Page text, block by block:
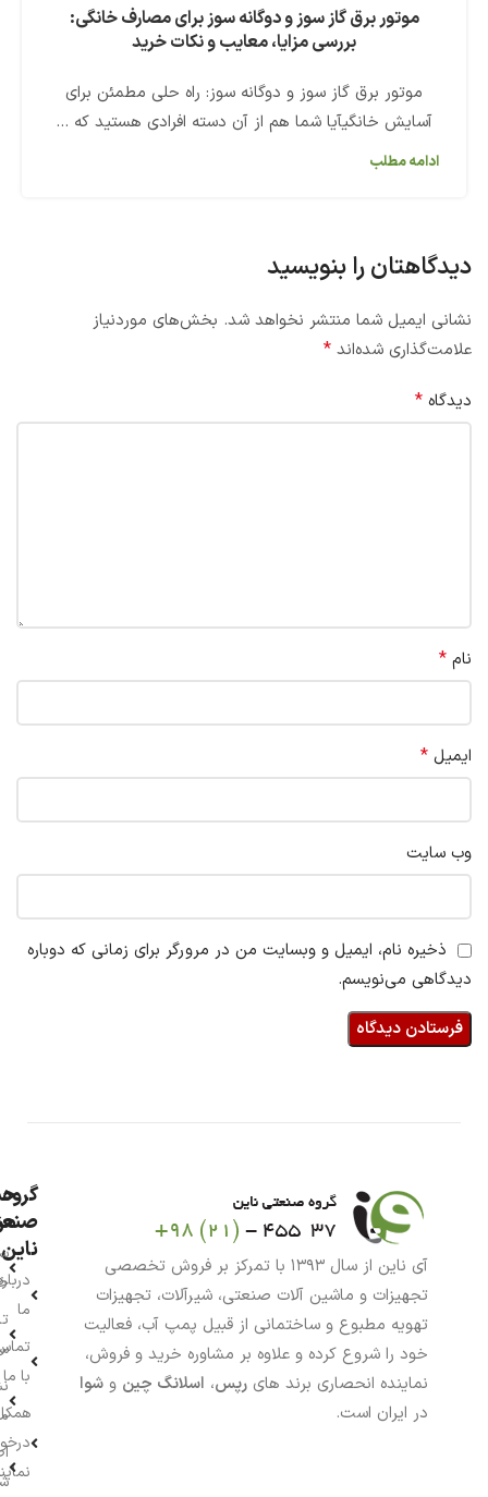
موتور برق گاز سوز و دوگانه سوز برای مصارف خانگی:
بررسی مزایا، معایب و نکات خرید
موتور برق گاز سوز و دوگانه سوز: راه حلی مطمئن برای
آسایش خانگیآیا شما هم از آن دسته افرادی هستید که ...
ادامه مطلب
دیدگاهتان را بنویسید
نشانی ایمیل شما منتشر نخواهد شد. بخش‌های موردنیاز
علامت‌گذاری شده‌اند *
دیدگاه *
نام *
ایمیل *
وب‌ سایت
ذخیره نام، ایمیل و وبسایت من در مرورگر برای زمانی که دوباره
دیدگاهی می‌نویسم.
آی ناین از سال ۱۳۹۳ با تمرکز بر فروش تخصصی
تجهیزات و ماشین آلات صنعتی، شیرآلات، تجهیزات
تهویه مطبوع و ساختمانی از قبیل پمپ آب، فعالیت
خود را شروع کرده و علاوه بر مشاوره خرید و فروش،
نماینده انحصاری برند های رپس، اسلانگ چین و شوا
در ایران است.
گروه
ناین
ما
با ما